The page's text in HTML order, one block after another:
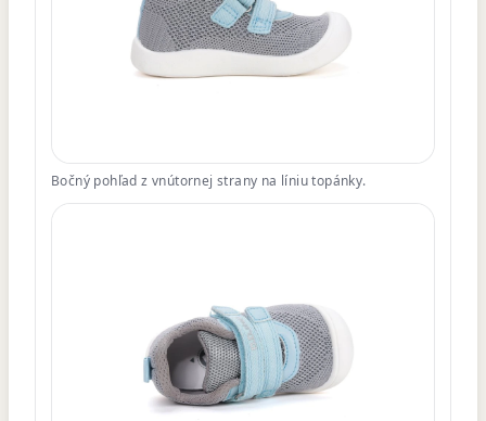
Bočný pohľad z vnútornej strany na líniu topánky.